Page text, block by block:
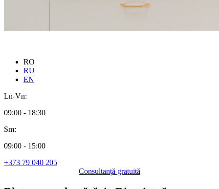
RO
RU
EN
Ln-Vn:
09:00 - 18:30
Sm:
09:00 - 15:00
+373 79 040 205
Сonsultanță gratuită